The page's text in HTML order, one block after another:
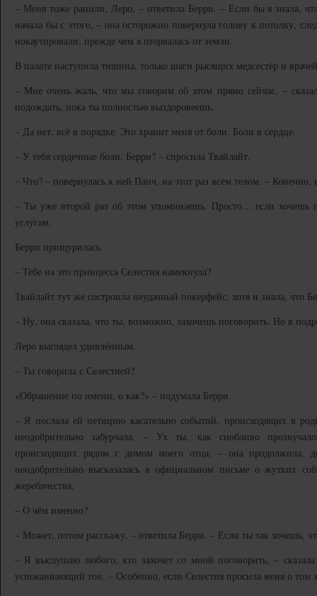
– Меня тоже ранили, Леро, – ответила Берри. – Если бы я знала,
начала бы с этого, – она осторожно повернула голову к потолку,
нокаутировали, прежде чем я оторвалась от земли.
В палате наступила тишина, только шаги рысящих медсестёр и
– Мне очень жаль, что мы говорим об этом прямо сейчас, –
подождать, пока ты полностью выздоровеешь.
– Да нет, всё в порядке. Это хранит меня от боли. Боли в сердце.
– У тебя сердечные боли, Берри? – спросила Твайлайт.
– Что? – повернулась к ней Панч, на этот раз всем телом. – Конечно,
– Ты уже второй раз об этом упоминаешь. Просто… если хочешь
услугам.
Берри прищурилась.
– Тебе на это принцесса Селестия намекнула?
Твайлайт тут же состроила неудачный покерфейс, хотя и знала, что
– Ну, она сказала, что ты, возможно, захочешь поговорить. Но в
Леро выглядел удивлённым.
– Ты говорила с Селестией?
«Обращение по имени, о как?» – подумала Берри.
– Я послала ей петицию касательно событий, происходящих в
неодобрительно забурчала. – Ух ты, как снобливо
происходящих рядом с домом моего отца, – она продолжила,
неодобрительно высказалась в официальном письме о жутких
жеребячества.
– О чём именно?
– Может, потом расскажу, – ответила Берри. – Если ты так хочешь,
– Я выслушаю любого, кто захочет со мной поговорить, –
успокаивающий тон. – Особенно, если Селестия просила меня о том